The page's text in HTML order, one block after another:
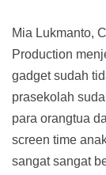
Mia Lukmanto,
Production
gadget sudah
prasekolah
para orangtua
screen time
sangat sangat